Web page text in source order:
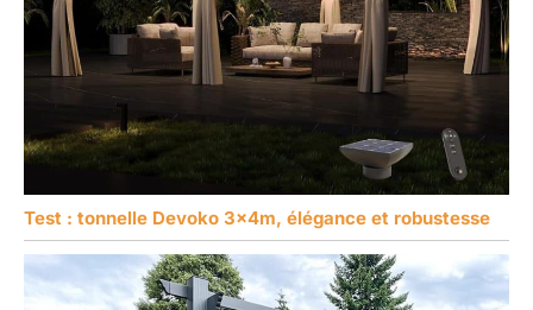
Test : tonnelle Devoko 3x4m, élégance et robustesse